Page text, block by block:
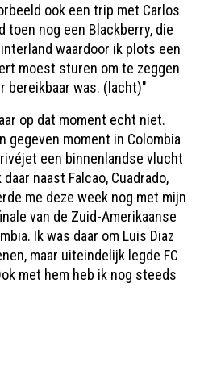
ook een trip met Carlos
toen nog een Blackberry, die
waardoor ik plots een
moest sturen om te zeggen
bereikbaar was. (lacht)"
op dat moment echt niet.
gegeven moment in Colombia
een binnenlandse vlucht
naast Falcao, Cuadrado,
me deze week nog met mijn
van de Zuid-Amerikaanse
Ik was daar om Luis Diaz
maar uiteindelijk legde FC
met hem heb ik nog steeds